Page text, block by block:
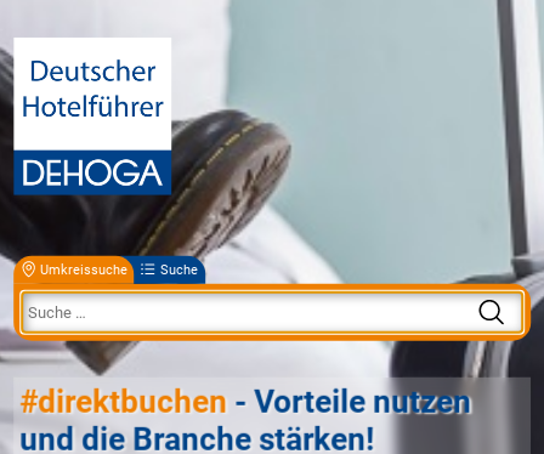
Umkreissuche Suche
#direktbuchen - Vorteile nutzen
und die Branche stärken!